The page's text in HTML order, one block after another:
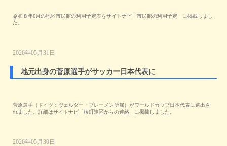
令和８年6月の地区市民館の利用予定表をサイトナビ「市民館の利用予定」に掲載しまし
た。
2026年05月31日
地元出身の菅原選手がサッカー日本代表に
菅原選手（ドイツ：ヴェルダー・ブレーメン所属）がワールドカップ日本代表に選出さ
れました。詳細はサイトナビ「桜町連区からの連絡」に掲載しました。
2026年05月30日